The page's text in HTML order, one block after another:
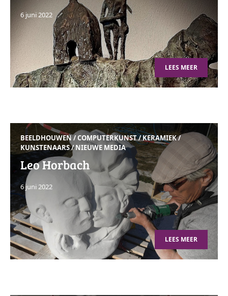
6 juni 2022
LEES MEER
BEELDHOUWEN/COMPUTERKUNST/KERAMIEK/
KUNSTENAARS/NIEUWE MEDIA
Leo Horbach
6 juni 2022
LEES MEER